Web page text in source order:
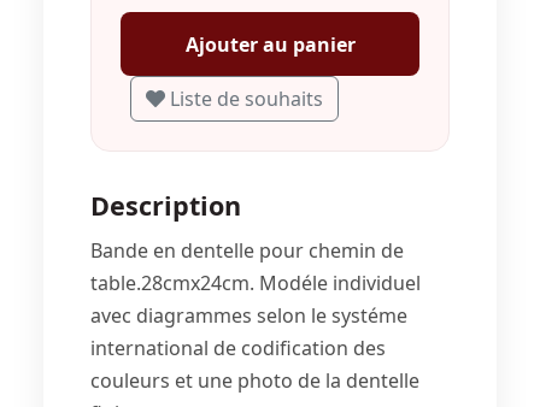
Ajouter au panier
Liste de souhaits
Description
Bande en dentelle pour chemin de
table.28cmx24cm. Modéle individuel
avec diagrammes selon le systéme
international de codification des
couleurs et une photo de la dentelle